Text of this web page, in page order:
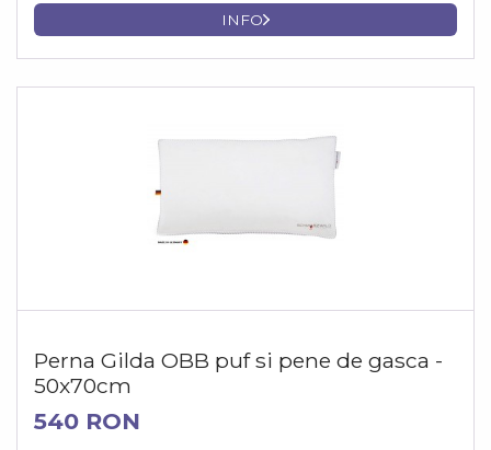
INFO
Perna Gilda OBB puf si pene de gasca -
50x70cm
540 RON